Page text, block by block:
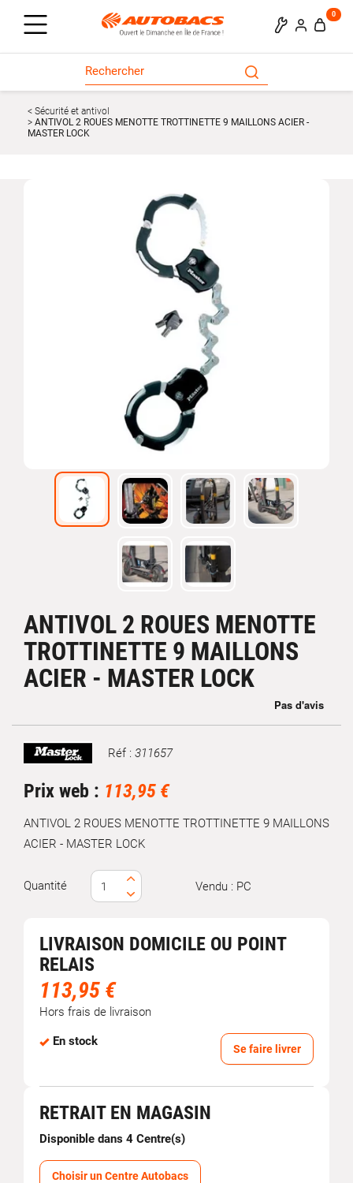
0
Sécurité et antivol
ANTIVOL 2 ROUES MENOTTE TROTTINETTE 9 MAILLONS ACIER -
MASTER LOCK
ANTIVOL 2 ROUES MENOTTE
TROTTINETTE 9 MAILLONS
ACIER - MASTER LOCK
Marque Réf : 311657
Prix web : 113,95 €
ANTIVOL 2 ROUES MENOTTE TROTTINETTE 9 MAILLONS
ACIER - MASTER LOCK
Quantité Vendu : PC
LIVRAISON DOMICILE OU POINT
RELAIS
113,95 €
Hors frais de livraison
En stock
Se faire livrer
RETRAIT EN MAGASIN
Disponible dans 4 Centre(s)
Choisir un Centre Autobacs